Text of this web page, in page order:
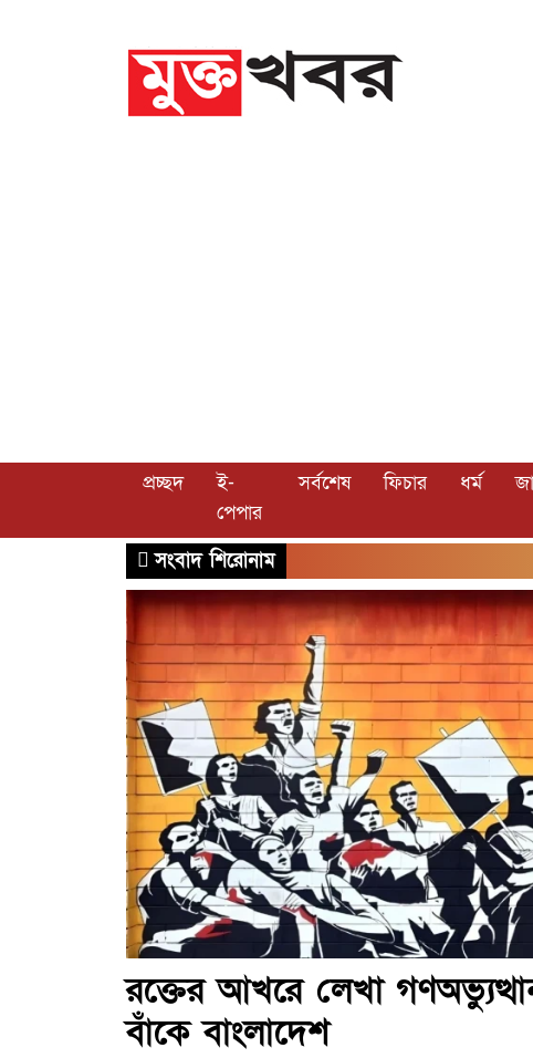
প্রচ্ছদ
ই-
পেপার
সর্বশেষ ফিচার ধর্ম
সংবাদ শিরোনাম
রক্তের আখরে লেখা
বাঁকে বাংলাদেশ